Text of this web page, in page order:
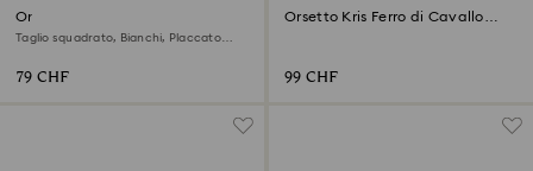
Orecchini a lobo Stilla Attract
Taglio squadrato, Bianchi, Placcato
79 CHF
Orsetto Kris Ferro di Cavallo
99 CHF